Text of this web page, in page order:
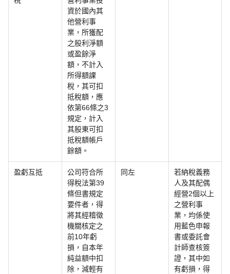
資於國內其
他營利事
業，所獲配
之股利淨額
或盈餘淨
額，不計入
所得額課
稅，其可扣
抵稅額，應
依第66條之3
規定，計入
其股東可扣
抵稅額帳戶
餘額。
盈虧互抵
公司符合所
得稅法第39
條但書規定
要件者，得
將其經稽徵
機關核定之
前10年虧
損，自本年
純益額中扣
除，減輕有
同左
若納稅義務
人及其配偶
經營2個以上
之營利事
業，均係使
用藍色申報
書或委託會
計師查核簽
證，其中如
有虧損，得